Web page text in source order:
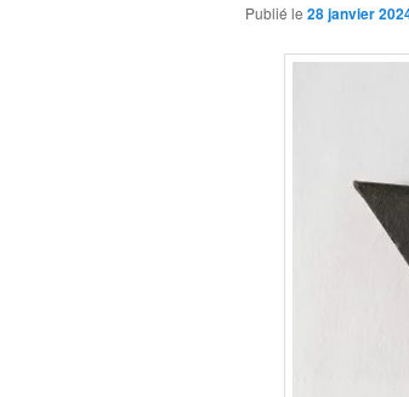
Publié le 28 janvier